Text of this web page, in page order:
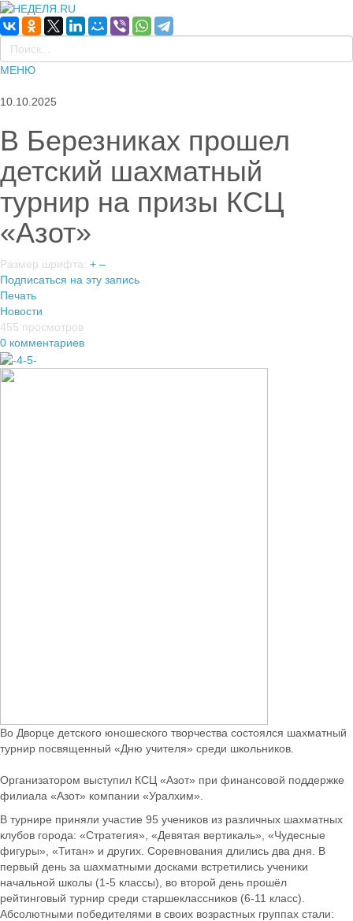
МЕНЮ
10.10.2025
В Березниках прошел
детский шахматный
турнир на призы КСЦ
«Азот»
Размер шрифта: + –
Подписаться на эту запись
Печать
Новости
455 просмотров
0 комментариев
Во Дворце детского юношеского творчества состоялся шахматный
турнир посвященный «Дню учителя» среди школьников.
Организатором выступил КСЦ «Азот» при финансовой поддержке
филиала «Азот» компании «Уралхим».
В турнире приняли участие 95 учеников из различных шахматных
клубов города: «Стратегия», «Девятая вертикаль», «Чудесные
фигуры», «Титан» и других. Соревнования длились два дня. В
первый день за шахматными досками встретились ученики
начальной школы (1-5 классы), во второй день прошёл
рейтинговый турнир среди старшеклассников (6-11 класс).
Абсолютными победителями в своих возрастных группах стали: